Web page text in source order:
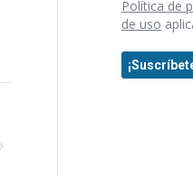
Política de
de uso